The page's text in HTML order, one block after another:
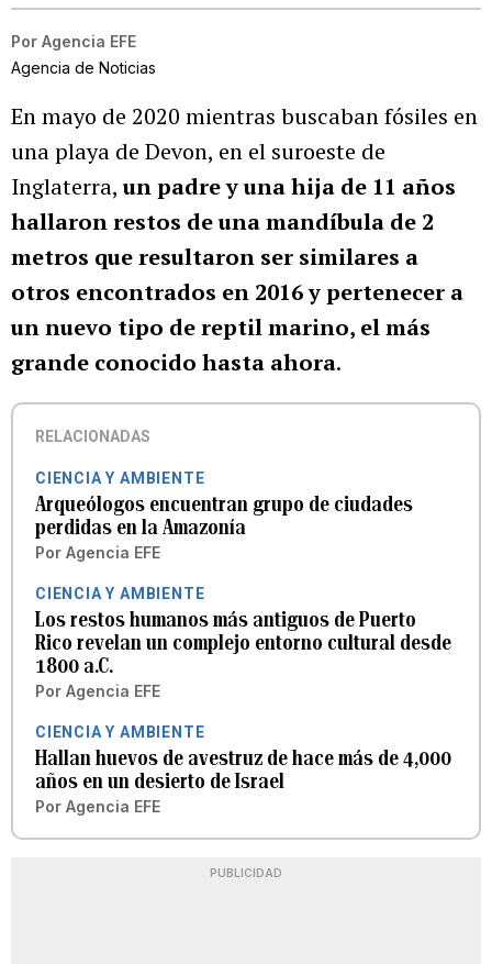
Por Agencia EFE
Agencia de Noticias
En mayo de 2020 mientras buscaban fósiles en
una playa de Devon, en el suroeste de
Inglaterra,un padre y una hija de 11 años
hallaron restos de una mandíbula de 2
metros que resultaron ser similares a
otros encontrados en 2016 y pertenecer a
un nuevo tipo de reptil marino, el más
grande conocido hasta ahora.
RELACIONADAS
CIENCIA Y AMBIENTE
Arqueólogos encuentran grupo de ciudades
perdidas en la Amazonía
Por Agencia EFE
CIENCIA Y AMBIENTE
Los restos humanos más antiguos de Puerto
Rico revelan un complejo entorno cultural desde
1800 a.C.
Por Agencia EFE
CIENCIA Y AMBIENTE
Hallan huevos de avestruz de hace más de 4,000
años en un desierto de Israel
Por Agencia EFE
PUBLICIDAD